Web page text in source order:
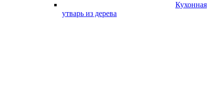
Кухонная
утварь из дерева